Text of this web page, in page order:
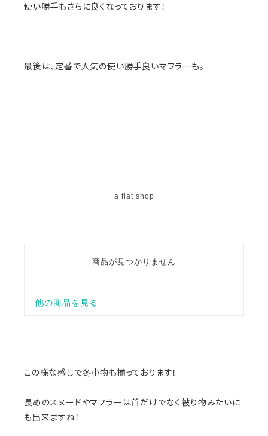
使い勝手もさらに良くなっております！
最後は、定番で人気の使い勝手良いマフラーも。
この様な感じで冬小物も揃っております！
長めのスヌードやマフラーは首だけでなく被り物みたいに
も出来ますね！